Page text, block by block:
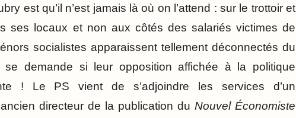
est qu’il n’est jamais là où on l’attend : sur le trottoir et
ses locaux et non aux côtés des salariés victimes de
socialistes apparaissent tellement déconnectés du
demande si leur opposition affichée à la politique
! Le PS vient de s’adjoindre les services d’un
directeur de la publication du Nouvel Économiste